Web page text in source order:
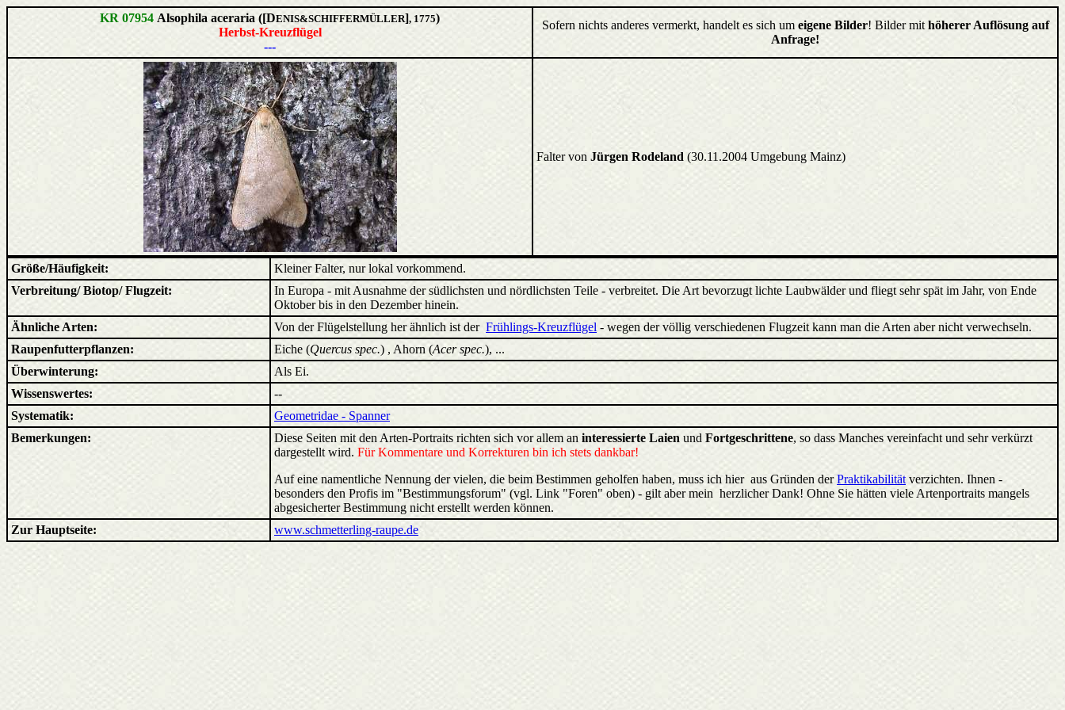
KR 07954 Alsophila aceraria ([DENIS&SCHIFFERMÜLLER], 1775)
Herbst-Kreuzflügel
---
Sofern nichts anderes vermerkt, handelt es sich um eigene Bilder! Bilder mit höherer Auflösung auf
Anfrage!
Falter von Jürgen Rodeland (30.11.2004 Umgebung Mainz)
Größe/Häufigkeit:
Kleiner Falter, nur lokal vorkommend.
Verbreitung/ Biotop/ Flugzeit:
In Europa - mit Ausnahme der südlichsten und nördlichsten Teile - verbreitet. Die Art bevorzugt lichte Laubwälder und fliegt sehr spät im Jahr, von Ende
Oktober bis in den Dezember hinein.
Ähnliche Arten:
Von der Flügelstellung her ähnlich ist der Frühlings-Kreuzflügel - wegen der völlig verschiedenen Flugzeit kann man die Arten aber nicht verwechseln.
Raupenfutterpflanzen:
Eiche (Quercus spec.) , Ahorn (Acer spec.), ...
Überwinterung:
Als Ei.
Wissenswertes:
--
Systematik:
Geometridae - Spanner
Bemerkungen:
Diese Seiten mit den Arten-Portraits richten sich vor allem an interessierte Laien und Fortgeschrittene, so dass Manches vereinfacht und sehr verkürzt
dargestellt wird. Für Kommentare und Korrekturen bin ich stets dankbar!
Auf eine namentliche Nennung der vielen, die beim Bestimmen geholfen haben, muss ich hier aus Gründen derPraktikabilität verzichten. Ihnen -
besonders den Profis im "Bestimmungsforum" (vgl. Link "Foren" oben) - gilt aber mein herzlicher Dank! Ohne Sie hätten viele Artenportraits mangels
abgesicherter Bestimmung nicht erstellt werden können.
Zur Hauptseite:
www.schmetterling-raupe.de